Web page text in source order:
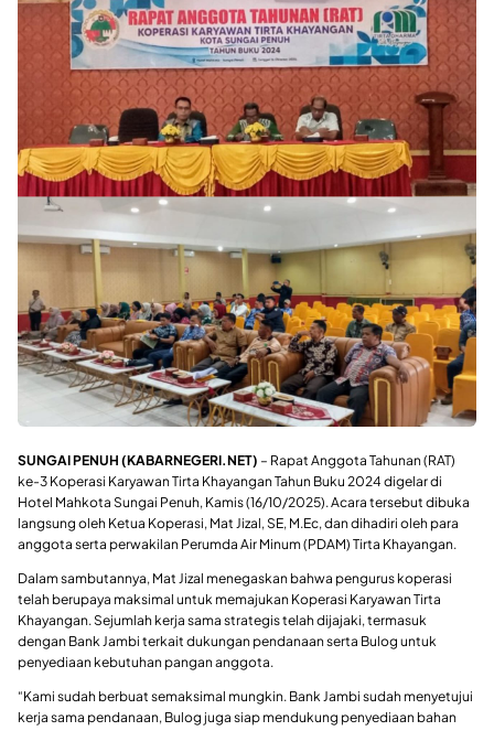
SUNGAI PENUH (KABARNEGERI.NET) – Rapat Anggota Tahunan (RAT)
ke-3 Koperasi Karyawan Tirta Khayangan Tahun Buku 2024 digelar di
Hotel Mahkota Sungai Penuh, Kamis (16/10/2025). Acara tersebut dibuka
langsung oleh Ketua Koperasi, Mat Jizal, SE, M.Ec, dan dihadiri oleh para
anggota serta perwakilan Perumda Air Minum (PDAM) Tirta Khayangan.
Dalam sambutannya, Mat Jizal menegaskan bahwa pengurus koperasi
telah berupaya maksimal untuk memajukan Koperasi Karyawan Tirta
Khayangan. Sejumlah kerja sama strategis telah dijajaki, termasuk
dengan Bank Jambi terkait dukungan pendanaan serta Bulog untuk
penyediaan kebutuhan pangan anggota.
“Kami sudah berbuat semaksimal mungkin. Bank Jambi sudah menyetujui
kerja sama pendanaan, Bulog juga siap mendukung penyediaan bahan